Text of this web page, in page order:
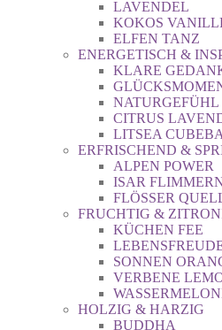
LAVENDEL
KOKOS
ELFEN TANZ
ENERGETISCH &
KLARE
NATURGEFÜHL
CITRUS
LITSEA CUBEBA
ERFRISCHEND &
ALPEN POWER
ISAR
FLÖSSER QUELL
FRUCHTIG &
KÜCHEN FEE
SONNEN
VERBENE
HOLZIG & HARZIG
BUDDHA